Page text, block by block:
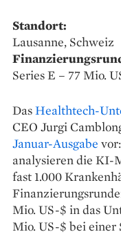
Standort:
Lausanne, Schweiz
Series E – 77 Mio.
DasHealthtech-
CEO Jurgi
Januar-Ausgabe
analysieren die KI-
fast 1.000
Mio. US-$ in das
Mio. US-$ bei einer